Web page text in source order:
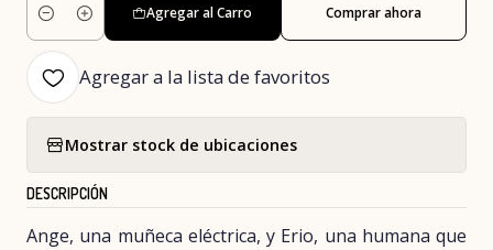
Cantidad
Agregar al Carro Comprar ahora
Agregar a la lista de favoritos
Mostrar stock de ubicaciones
DESCRIPCIÓN
Ange, una muñeca eléctrica, y Erio, una humana que